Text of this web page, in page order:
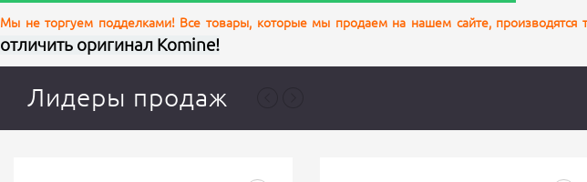
Мы не торгуем подделками! Все товары, которые мы продаем на нашем сайте, производятся
отличить оригинал Komine!
Лидеры продаж